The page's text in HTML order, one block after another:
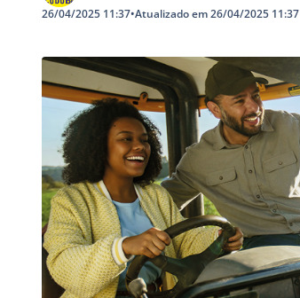
26/04/2025 11:37•Atualizado em 26/04/2025 11:37